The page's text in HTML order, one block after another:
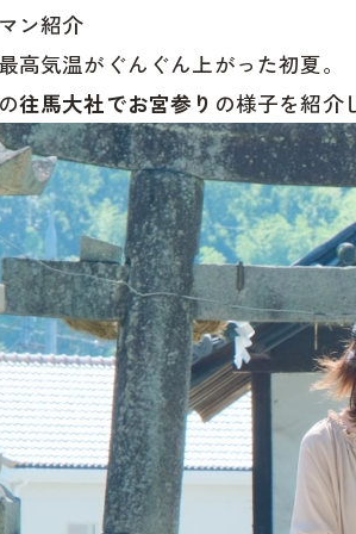
ン紹介
高気温がぐんぐん上がった初夏。
往馬大社でお宮参り の様子を紹介